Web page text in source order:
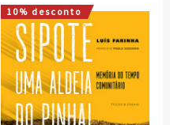
10% desconto
O
preço
original
era:
18,00 €.
O
preço
atual
é:
16,20 €.